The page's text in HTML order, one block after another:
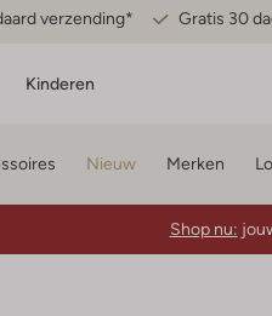
verzending* Gratis 30
Kinderen
Nieuw Merken
Shop nu: